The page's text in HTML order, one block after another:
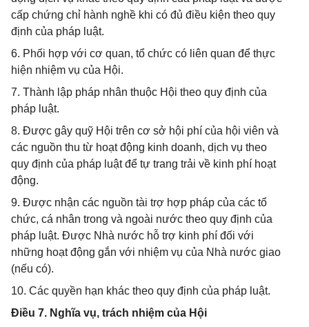
cấp chứng chỉ hành nghề khi có đủ điều kiện theo quy
định của pháp luật.
6. Phối hợp với cơ quan, tổ chức có liên quan để thực
hiện nhiệm vụ của Hội.
7. Thành lập pháp nhân thuộc Hội theo quy định của
pháp luật.
8. Được gây quỹ Hội trên cơ sở hội phí của hội viên và
các nguồn thu từ hoạt động kinh doanh, dịch vụ theo
quy định của pháp luật để tự trang trải về kinh phí hoạt
động.
9. Được nhận các nguồn tài trợ hợp pháp của các tổ
chức, cá nhân trong và ngoài nước theo quy định của
pháp luật. Được Nhà nước hỗ trợ kinh phí đối với
những hoạt động gắn với nhiệm vụ của Nhà nước giao
(nếu có).
10. Các quyền hạn khác theo quy định của pháp luật.
Điều 7. Nghĩa vụ, trách nhiệm của Hội